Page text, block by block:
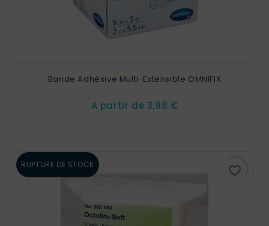
Bande Adhésive Multi-Extensible OMNIFIX
A partir de Prix
3,98 €
RUPTURE DE STOCK favorite_border